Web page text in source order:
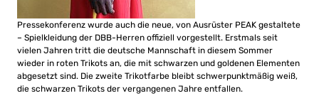
Pressekonferenz wurde auch die neue, von Ausrüster PEAK gestaltete
– Spielkleidung der DBB-Herren offiziell vorgestellt. Erstmals seit
vielen Jahren tritt die deutsche Mannschaft in diesem Sommer
wieder in roten Trikots an, die mit schwarzen und goldenen Elementen
abgesetzt sind. Die zweite Trikotfarbe bleibt schwerpunktmäßig weiß,
die schwarzen Trikots der vergangenen Jahre entfallen.